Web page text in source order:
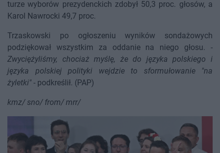
turze wyborów prezydenckich zdobył 50,3 proc. głosów, a
Karol Nawrocki 49,7 proc.
Trzaskowski po ogłoszeniu wyników sondażowych
podziękował wszystkim za oddanie na niego głosu. -
Zwyciężyliśmy, chociaż myślę, że do języka polskiego i
języka polskiej polityki wejdzie to sformułowanie "na
żyletki" - podkreślił. (PAP)
kmz/ sno/ from/ mrr/